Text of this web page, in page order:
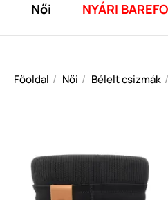
Női NYÁRI
Főoldal Női Bélelt csizmák